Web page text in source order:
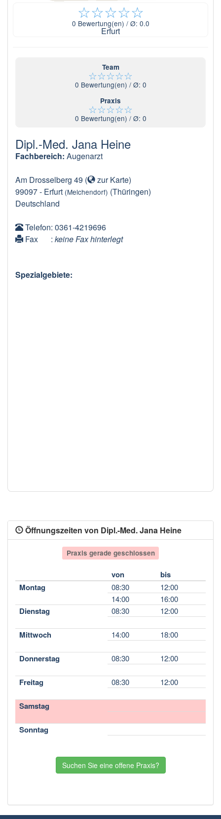
☆☆☆☆☆
0 Bewertung(en) / Ø: 0.0
Erfurt
Team
☆☆☆☆☆
0 Bewertung(en) / Ø: 0
Praxis
☆☆☆☆☆
0 Bewertung(en) / Ø: 0
Dipl.-Med. Jana Heine
Fachbereich: Augenarzt
Am Drosselberg 49 ( zur Karte)
99097- Erfurt (Melchendorf) (Thüringen)
Deutschland
Telefon: 0361-4219696
Fax
: keine Fax hinterlegt
Spezialgebiete:
Öffnungszeiten von Dipl.-Med. Jana Heine
Praxis gerade geschlossen
von
bis
Montag
08:30
12:00
14:00
16:00
Dienstag 08:30 12:00
Mittwoch 14:00 18:00
Donnerstag 08:30 12:00
Freitag 08:30 12:00
Samstag
Sonntag
Suchen Sie eine offene Praxis?